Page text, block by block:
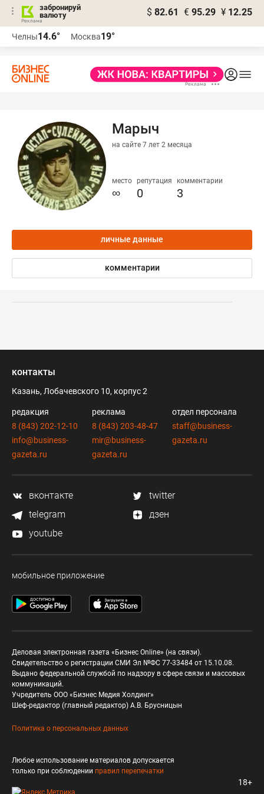
забронируй
валюту
$ 82.61 € 95.29 ¥ 12.25
Челны14.6° Москва19°
Марыч
на сайте 7 лет 2 месяца
место
∞
репутация
0
комментарии
3
личные данные
комментарии
контакты
Казань, Лобачевского 10, корпус 2
редакция
8 (843) 202-12-10
info@business-
gazeta.ru
реклама
8 (843) 203-48-47
mir@business-
gazeta.ru
отдел персонала
staff@business-
gazeta.ru
вконтакте
twitter
telegram
дзен
youtube
мобильное приложение
Деловая электронная газета «Бизнес Online» (на связи).
Свидетельство о регистрации СМИ Эл №ФС 77-33484 от 15.10.08.
Выдано федеральной службой по надзору в сфере связи и массовых
коммуникаций.
Учредитель ООО «Бизнес Медия Холдинг»
Шеф-редактор (главный редактор) А.В. Брусницын
Политика о персональных данных
Любое использование материалов допускается
только при соблюдении правил перепечатки
18+